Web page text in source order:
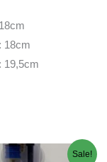
18cm
19,5cm
Sale!